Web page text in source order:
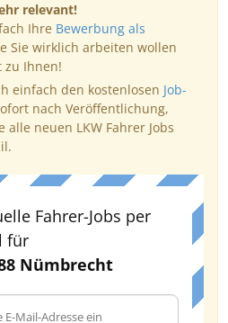
relevant!
Ihre Bewerbung als
Sie wirklich arbeiten wollen
zu Ihnen!
einfach den kostenlosen Job-
nach Veröffentlichung,
neuen LKW Fahrer Jobs
Fahrer-Jobs per
für
Nümbrecht